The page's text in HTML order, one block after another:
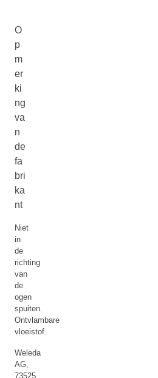
O
p
m
er
ki
ng
va
n
de
fa
bri
ka
nt
Niet
in
de
richting
van
de
ogen
spuiten.
Ontvlambare
vloeistof.
Weleda
AG,
73525